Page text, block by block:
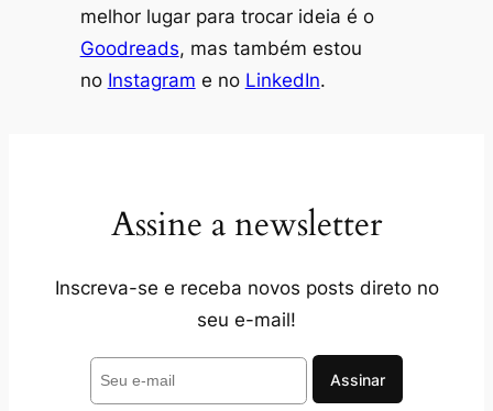
melhor lugar para trocar ideia é o
Goodreads, mas também estou
no Instagram e no LinkedIn.
Assine a newsletter
Inscreva-se e receba novos posts direto no
seu e-mail!